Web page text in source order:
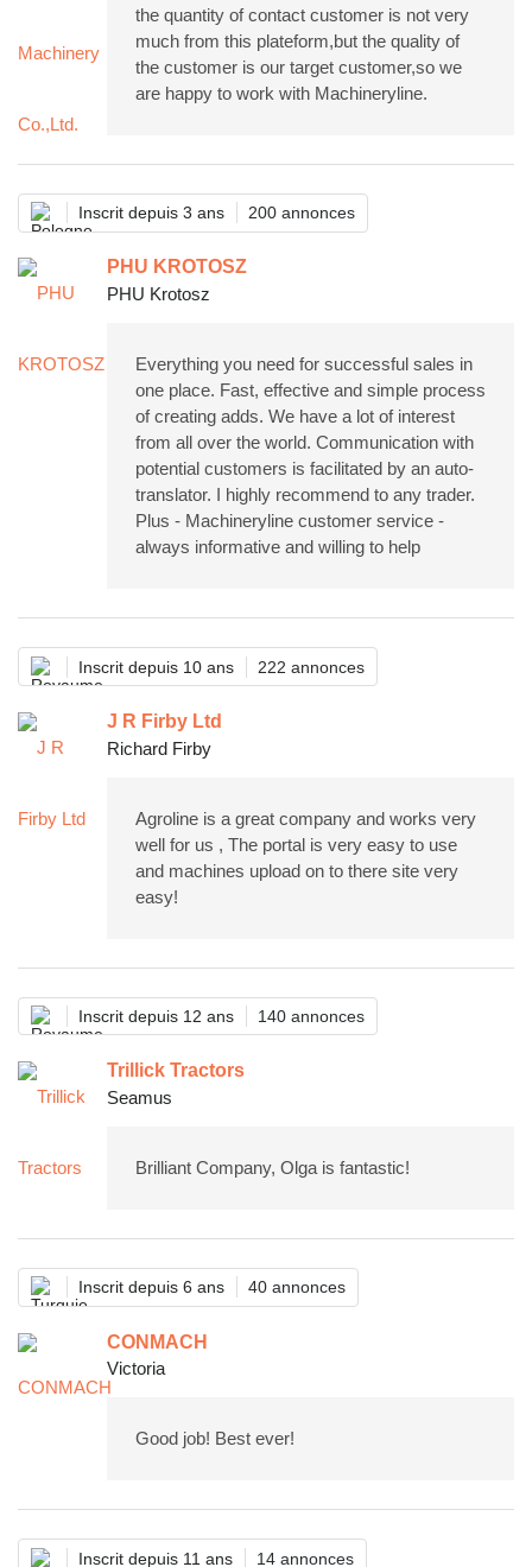
the quantity of contact customer is not very
much from this plateform,but the quality of
the customer is our target customer,so we
are happy to work with Machineryline.
Inscrit depuis 3 ans 200 annonces
PHU KROTOSZ
PHU Krotosz
Everything you need for successful sales in
one place. Fast, effective and simple process
of creating adds. We have a lot of interest
from all over the world. Communication with
potential customers is facilitated by an auto-
translator. I highly recommend to any trader.
Plus - Machineryline customer service -
always informative and willing to help
Inscrit depuis 10 ans 222 annonces
J R Firby Ltd
Richard Firby
Agroline is a great company and works very
well for us , The portal is very easy to use
and machines upload on to there site very
easy!
Inscrit depuis 12 ans 140 annonces
Trillick Tractors
Seamus
Brilliant Company, Olga is fantastic!
Inscrit depuis 6 ans 40 annonces
CONMACH
Victoria
Good job! Best ever!
Inscrit depuis 11 ans 14 annonces